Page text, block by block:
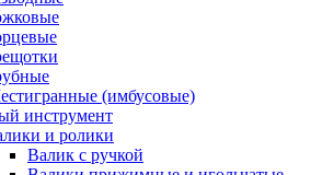
(имбусовые)
инструмент
и ролики
Валик с ручкой